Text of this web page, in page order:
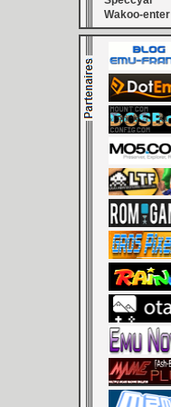
Wakoo-enter